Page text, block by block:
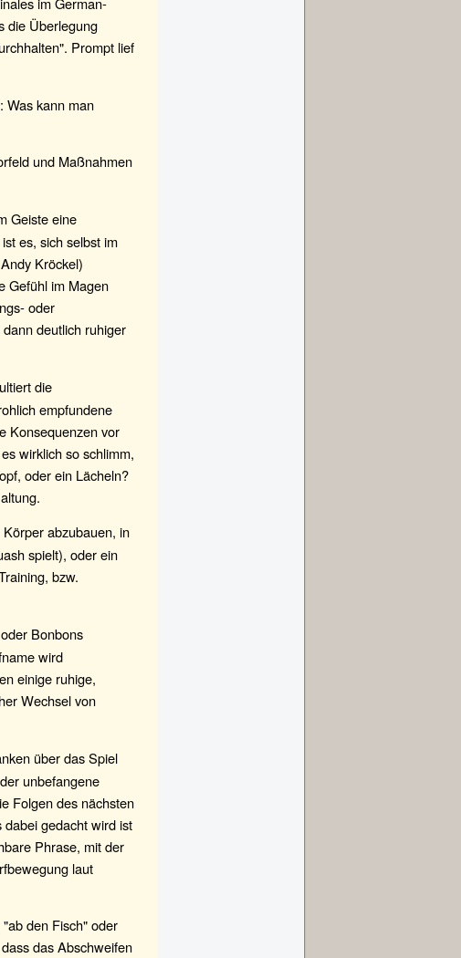
die Überlegung
Prompt lief
Was kann man
und Maßnahmen
Geiste eine
es, sich selbst im
Kröckel)
Gefühl im Magen
oder
deutlich ruhiger
die
empfundene
Konsequenzen vor
wirklich so schlimm,
oder ein Lächeln?
abzubauen, in
spielt), oder ein
bzw.
Bonbons
wird
einige ruhige,
Wechsel von
über das Spiel
unbefangene
Folgen des nächsten
gedacht wird ist
Phrase, mit der
laut
den Fisch" oder
das Abschweifen